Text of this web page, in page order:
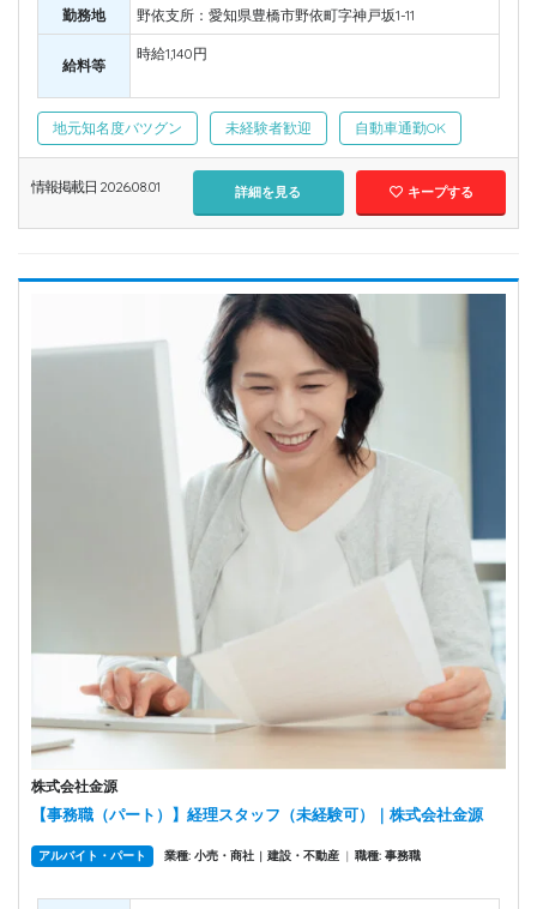
勤務地 野依支所：愛知県豊橋市野依町字神戸坂1-11
給料等
時給1,140円
地元知名度バツグン 未経験者歓迎 自動車通勤OK
情報掲載日 2026.08.01 詳細を見る キープする
株式会社金源
【事務職（パート）】経理スタッフ（未経験可）｜株式会社金源
アルバイト・パート 業種: 小売・商社 | 建設・不動産 | 職種: 事務職